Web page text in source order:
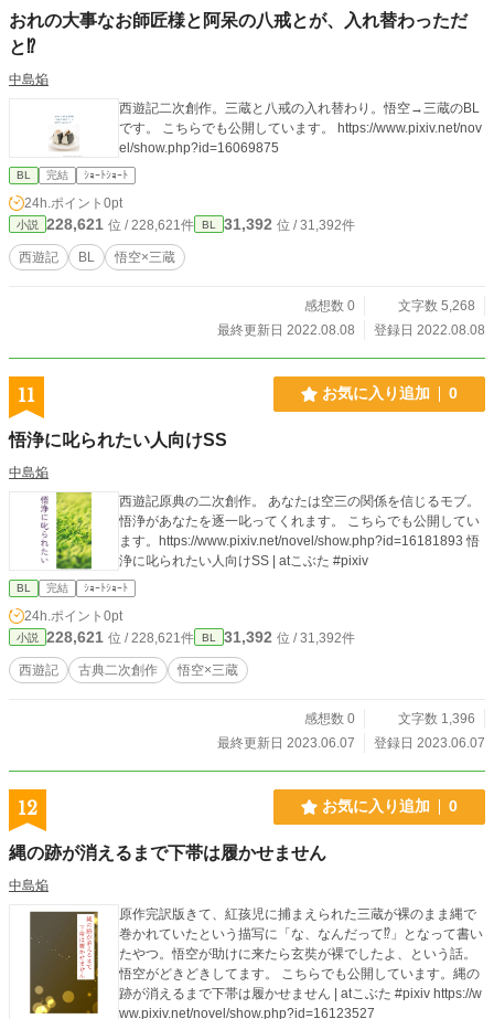
おれの大事なお師匠様と阿呆の八戒とが、入れ替わっただ
と⁉︎
中島焔
西遊記二次創作。三蔵と八戒の入れ替わり。悟空→三蔵のBL
です。 こちらでも公開しています。 https://www.pixiv.net/nov
el/show.php?id=16069875
BL 完結 ｼｮｰﾄｼｮｰﾄ
24h.ポイント 0pt
小説 228,621 位 / 228,621件 BL 31,392 位 / 31,392件
西遊記 BL 悟空×三蔵
感想数 0
文字数 5,268
最終更新日 2022.08.08
登録日 2022.08.08
11 お気に入り追加 0
悟浄に叱られたい人向けSS
中島焔
西遊記原典の二次創作。 あなたは空三の関係を信じるモブ。
悟浄があなたを逐一叱ってくれます。 こちらでも公開してい
ます。https://www.pixiv.net/novel/show.php?id=16181893 悟
浄に叱られたい人向けSS | atこぶた #pixiv
BL 完結 ｼｮｰﾄｼｮｰﾄ
24h.ポイント 0pt
小説 228,621 位 / 228,621件 BL 31,392 位 / 31,392件
西遊記 古典二次創作 悟空×三蔵
感想数 0
文字数 1,396
最終更新日 2023.06.07
登録日 2023.06.07
12 お気に入り追加 0
縄の跡が消えるまで下帯は履かせません
中島焔
原作完訳版きて、紅孩児に捕まえられた三蔵が裸のまま縄で
巻かれていたという描写に「な、なんだって⁉︎」となって書い
たやつ。悟空が助けに来たら玄奘が裸でしたよ、という話。
悟空がどきどきしてます。 こちらでも公開しています。縄の
跡が消えるまで下帯は履かせません | atこぶた #pixiv https://w
ww.pixiv.net/novel/show.php?id=16123527